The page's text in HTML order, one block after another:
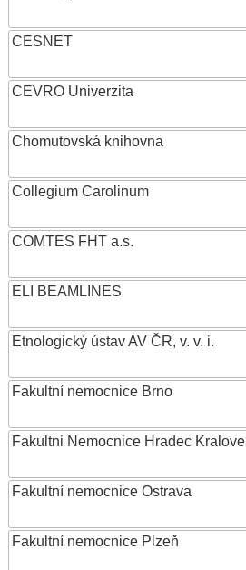
CESNET
CEVRO Univerzita
Chomutovská knihovna
Collegium Carolinum
COMTES FHT a.s.
ELI BEAMLINES
Etnologický ústav AV ČR, v. v. i.
Fakultní nemocnice Brno
Fakultni Nemocnice Hradec Kralove
Fakultní nemocnice Ostrava
Fakultní nemocnice Plzeň